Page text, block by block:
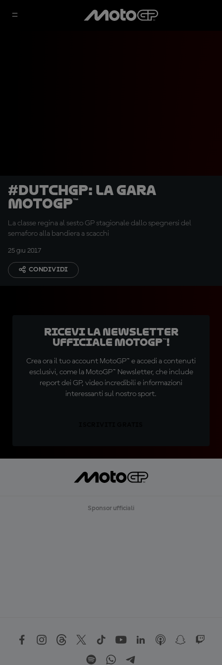
#DutchGP: la gara
MotoGP™
La classe regina al sesto GP stagionale dallo spegnersi del
semaforo alla bandiera a scacchi
25 giu 2017
CONDIVIDI
Ricevi la newsletter
ufficiale MotoGP™!
Crea ora il tuo account MotoGP™ e accedi a contenuti
esclusivi, come la MotoGP™ Newsletter, che include
report dei GP, video incredibili e informazioni
interessanti sul nostro sport.
Sponsor ufficiali